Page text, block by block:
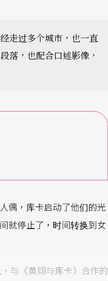
走过多个城市，也一直
落，也配合口述影像，
偶，库卡启动了他们的光
就停止了，时间转换到女
与《黄翊与库卡》合作的